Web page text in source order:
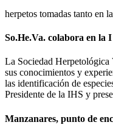
herpetos tomadas tanto en
So.He.Va. colabora en la
La Sociedad Herpetológica
sus conocimientos y
las identificación de
Presidente de la IHS y
Manzanares, punto de